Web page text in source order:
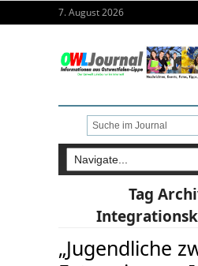
7. August 2026
Tag
„Jugendliche